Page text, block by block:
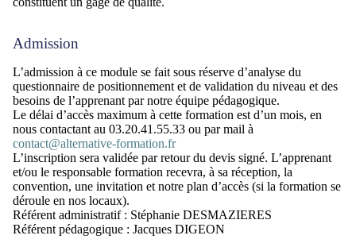
Admission
L’admission à ce module se fait sous réserve d’analyse du
questionnaire de positionnement et de validation du niveau et des
besoins de l’apprenant par notre équipe pédagogique.
Le délai d’accès maximum à cette formation est d’un mois, en
nous contactant au 03.20.41.55.33 ou par mail à
contact@alternative-formation.fr
L’inscription sera validée par retour du devis signé. L’apprenant
et/ou le responsable formation recevra, à sa réception, la
convention, une invitation et notre plan d’accès (si la formation se
déroule en nos locaux).
Référent administratif : Stéphanie DESMAZIERES
Référent pédagogique : Jacques DIGEON